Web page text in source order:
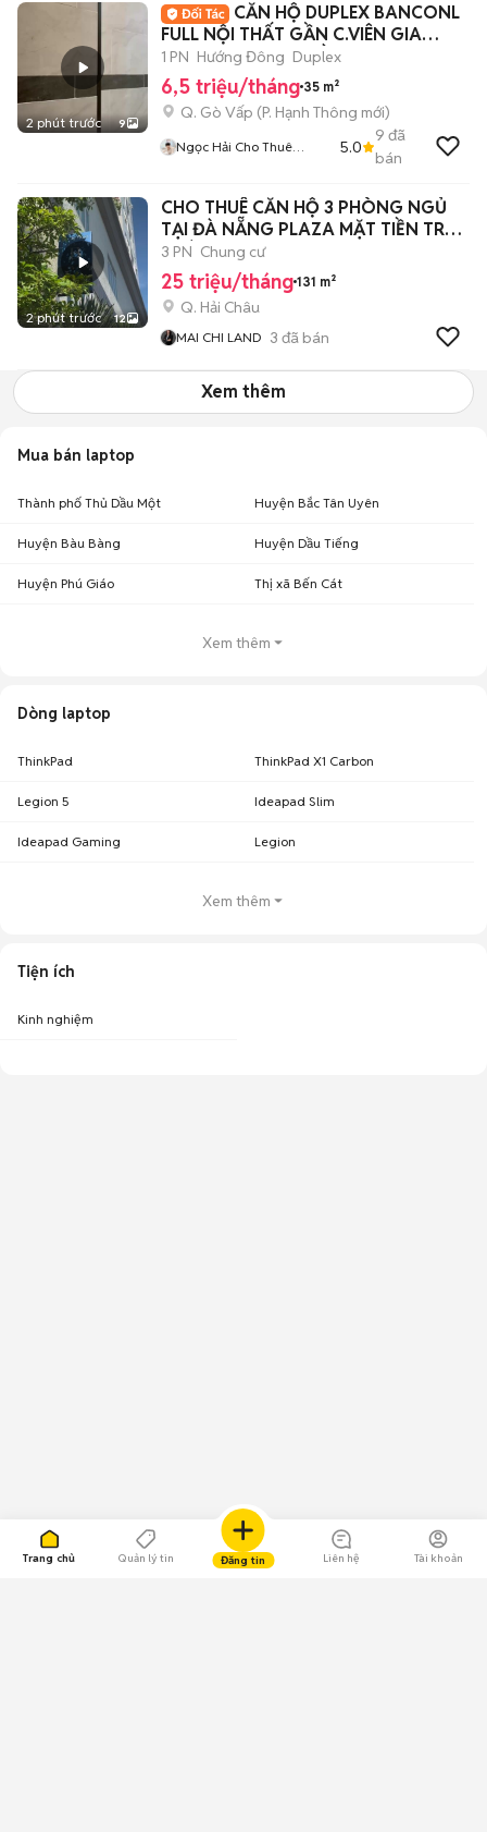
Trang chủ Quản lý tin Đăng tin Liên hệ Tài khoản
2 phút trước 9
CĂN HỘ DUPLEX BANCONL
FULL NỘI THẤT GẦN C.VIÊN GIA
ĐỊNH_PHẠM VĂN ĐỒNG
1 PN Hướng Đông Duplex
6,5 triệu/tháng 35 m²
Q. Gò Vấp (P. Hạnh Thông mới)
Ngọc Hải Cho Thuê
5.0
9 đã
bán
2 phút trước 12
CHO THUÊ CĂN HỘ 3 PHÒNG NGỦ
TẠI ĐÀ NẴNG PLAZA MẶT TIỀN TRẦN
PHÚ
3 PN Chung cư
25 triệu/tháng 131 m²
Q. Hải Châu
MAI CHI LAND 3 đã bán
Xem thêm
Mua bán laptop
Thành phố Thủ Dầu Một Huyện Bắc Tân Uyên
Huyện Bàu Bàng Huyện Dầu Tiếng
Huyện Phú Giáo Thị xã Bến Cát
Xem thêm
Dòng laptop
ThinkPad ThinkPad X1 Carbon
Legion 5 Ideapad Slim
Ideapad Gaming Legion
Xem thêm
Tiện ích
Kinh nghiệm